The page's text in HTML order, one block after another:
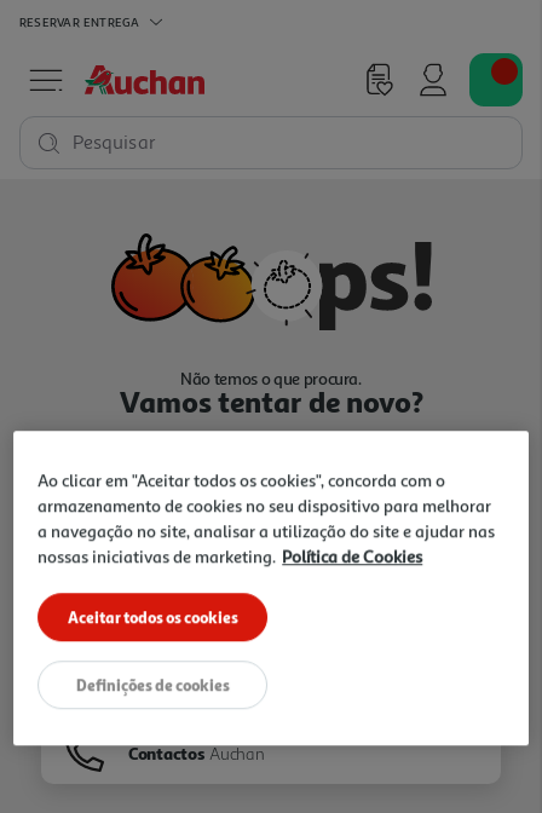
RESERVAR ENTREGA
Pesquisar
Não temos o que procura.
Vamos tentar de novo?
Ir para Homepage
Folhetos
Contactos Auchan
Ao clicar em "Aceitar todos os cookies", concorda com o
armazenamento de cookies no seu dispositivo para melhorar
a navegação no site, analisar a utilização do site e ajudar nas
nossas iniciativas de marketing. Política de Cookies
Aceitar todos os cookies
Definições de cookies